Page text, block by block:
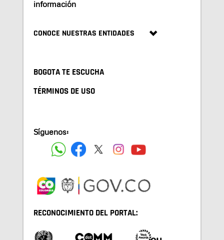
información
CONOCE NUESTRAS ENTIDADES
BOGOTA TE ESCUCHA
TÉRMINOS DE USO
Síguenos:
RECONOCIMIENTO DEL PORTAL: